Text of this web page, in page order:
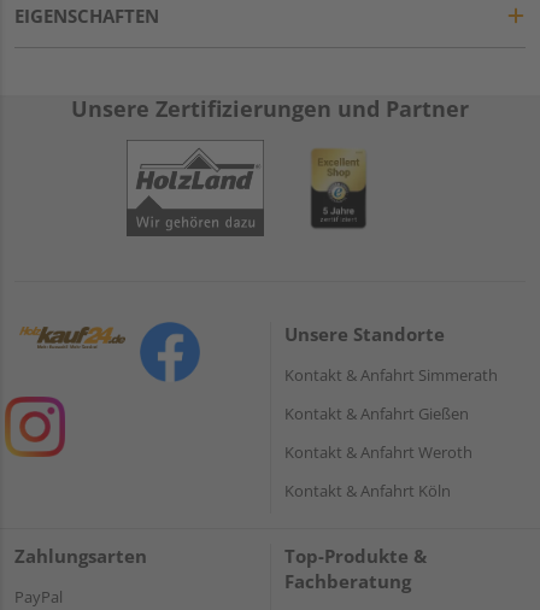
EIGENSCHAFTEN
Unsere Zertifizierungen und Partner
Unsere Standorte
Kontakt & Anfahrt Simmerath
Kontakt & Anfahrt Gießen
Kontakt & Anfahrt Weroth
Kontakt & Anfahrt Köln
Zahlungsarten
PayPal
Top-Produkte &
Fachberatung